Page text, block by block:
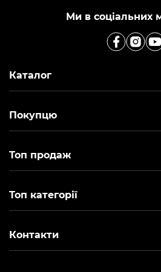
Ми в соціальних
Каталог
Покупцю
Топ продаж
Топ категорії
Контакти